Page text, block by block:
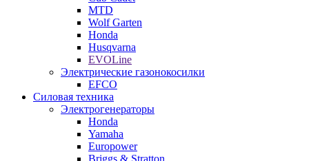
MTD
Wolf Garten
Honda
Husqvarna
EVOLine
Электрические газонокосилки
EFCO
Силовая техника
Электрогенераторы
Honda
Yamaha
Europower
Briggs & Stratton